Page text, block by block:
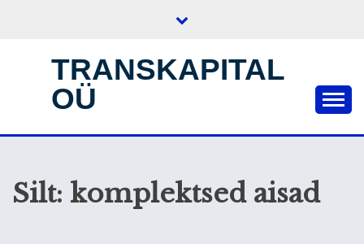
TRANSKAPITAL
OÜ
Silt: komplektsed aisad